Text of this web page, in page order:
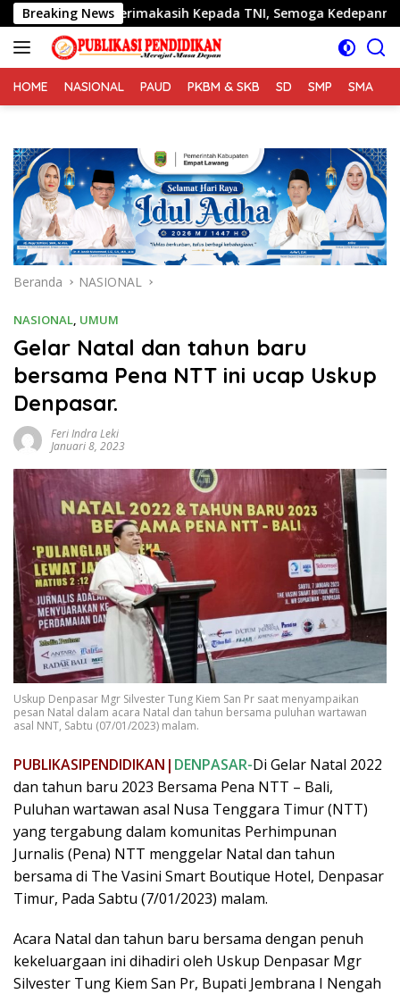
Langsung
ke
konten
Breaking News
Kepada TNI, Semoga Kedepannya TNI Semakin Jaya
HOME NASIONAL PAUD PKBM & SKB SD SMP SMA
Beranda NASIONAL
NASIONAL, UMUM
Gelar Natal dan tahun baru
bersama Pena NTT ini ucap Uskup
Denpasar.
Feri Indra Leki
Januari 8, 2023
Uskup Denpasar Mgr Silvester Tung Kiem San Pr saat menyampaikan
pesan Natal dalam acara Natal dan tahun bersama puluhan wartawan
asal NNT, Sabtu (07/01/2023) malam.
PUBLIKASIPENDIDIKAN| DENPASAR-Di Gelar Natal 2022
dan tahun baru 2023 Bersama Pena NTT – Bali,
Puluhan wartawan asal Nusa Tenggara Timur (NTT)
yang tergabung dalam komunitas Perhimpunan
Jurnalis (Pena) NTT menggelar Natal dan tahun
bersama di The Vasini Smart Boutique Hotel, Denpasar
Timur, Pada Sabtu (7/01/2023) malam.
Acara Natal dan tahun baru bersama dengan penuh
kekeluargaan ini dihadiri oleh Uskup Denpasar Mgr
Silvester Tung Kiem San Pr, Bupati Jembrana I Nengah